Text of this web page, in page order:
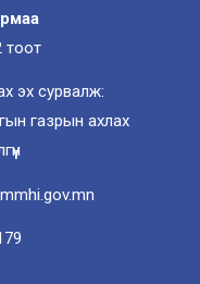
тоот
эх сурвалж:
газрын ахлах